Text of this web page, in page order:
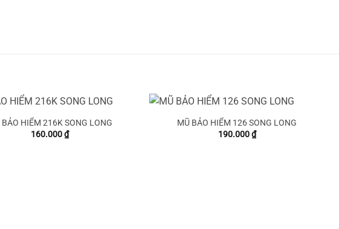
BẢO HIỂM 216K SONG LONG
160.000₫
MŨ BẢO HIỂM 126 SONG LONG
190.000₫